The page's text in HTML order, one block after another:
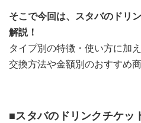
そこで今回は、スタバのドリ
解説！
タイプ別の特徴・使い方に加
交換方法や金額別のおすすめ
■スタバのドリンクチケッ